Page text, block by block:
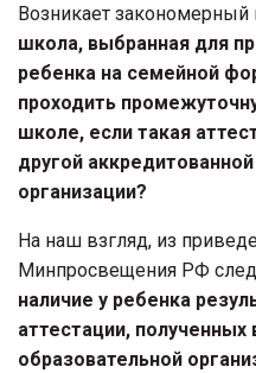
Возникает закономерный
школа, выбранная для
ребенка на семейной
проходить
школе, если такая
другой
организации?
На наш взгляд, из
Минпросвещения РФ
наличие у ребенка
аттестации,
образовательной